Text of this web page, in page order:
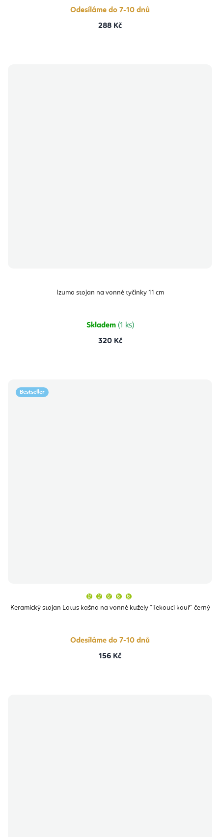
Odesíláme do 7-10 dnů
288 Kč
Izumo stojan na vonné tyčinky 11 cm
Skladem (1 ks)
320 Kč
Bestseller
Keramický stojan Lotus kašna na vonné kužely "Tekoucí kouř" černý
produktu
je
hvězdiček.
Odesíláme do 7-10 dnů
156 Kč